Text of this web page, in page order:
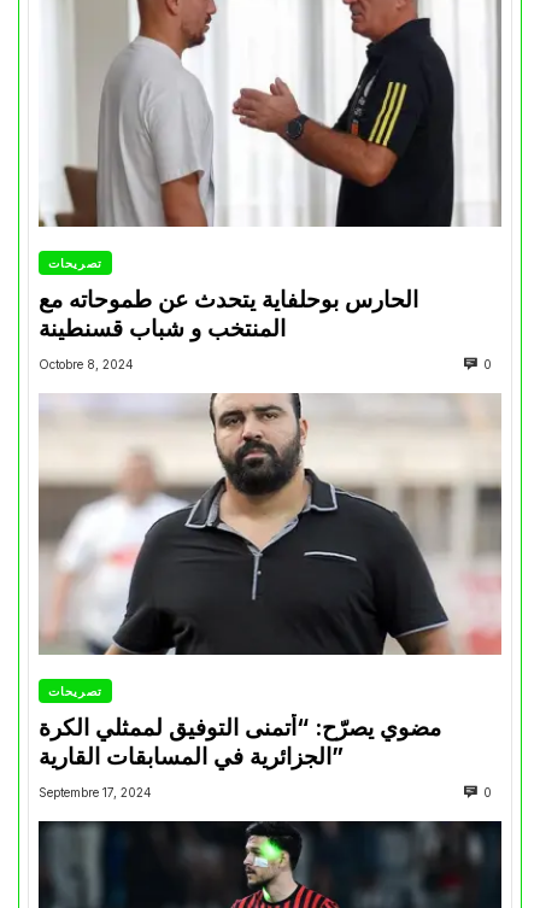
تصريحات
الحارس بوحلفاية يتحدث عن طموحاته مع
المنتخب و شباب قسنطينة
Octobre 8, 2024 0
تصريحات
مضوي يصرّح: “أتمنى التوفيق لممثلي الكرة
الجزائرية في المسابقات القارية”
Septembre 17, 2024 0